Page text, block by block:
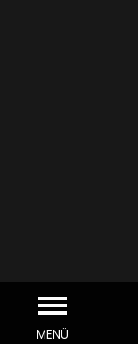
MENÜ